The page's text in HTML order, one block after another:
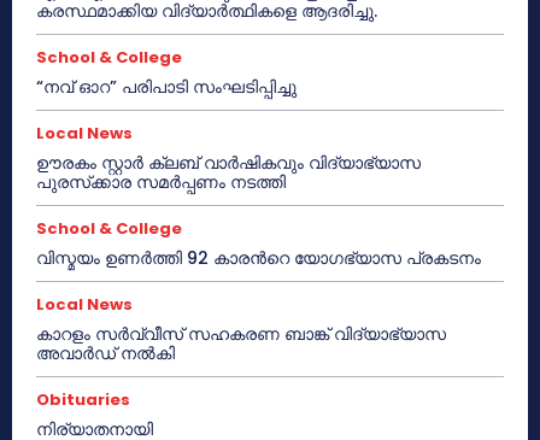
കരസ്ഥമാക്കിയ വിദ്യാർത്ഥികളെ ആദരിച്ചു.
School & College
“നവ് ഓറ” പരിപാടി സംഘടിപ്പിച്ചു
Local News
ഊരകം സ്റ്റാർ ക്ലബ് വാർഷികവും വിദ്യാഭ്യാസ
പുരസ്‌ക്കാര സമർപ്പണം നടത്തി
School & College
വിസ്മയം ഉണർത്തി 92 കാരൻറെ യോഗഭ്യാസ പ്രകടനം
Local News
കാറളം സർവ്വീസ് സഹകരണ ബാങ്ക് വിദ്യാഭ്യാസ
അവാർഡ് നൽകി
Obituaries
നിര്യാതനായി